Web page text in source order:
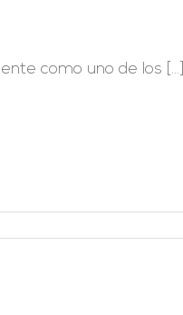
como uno de los [...]